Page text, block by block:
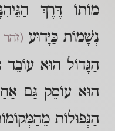
מוֹתוֹ דֶּרֶךְ
נְשָׁמוֹת כַּיָּדוּעַ (זֹהַר
הַגָּדוֹל הוּא
הוּא עוֹסֵק גַּם
הַנְּפוּלוֹת